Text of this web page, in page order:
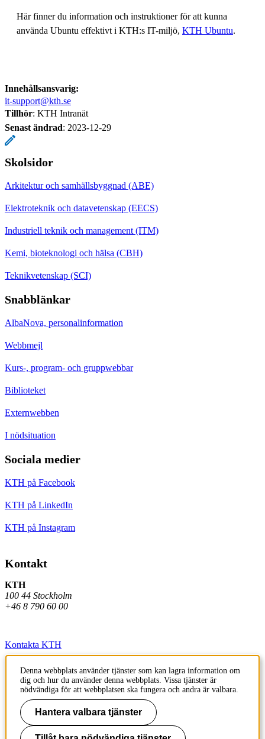
Här finner du information och instruktioner för att kunna
använda Ubuntu effektivt i KTH:s IT-miljö, KTH Ubuntu.
Innehållsansvarig:
it-support@kth.se
Tillhör: KTH Intranät
Senast ändrad: 2023-12-29
Skolsidor
Arkitektur och samhällsbyggnad (ABE)
Elektroteknik och datavetenskap (EECS)
Industriell teknik och management (ITM)
Kemi, bioteknologi och hälsa (CBH)
Teknikvetenskap (SCI)
Snabblänkar
AlbaNova, personalinformation
Webbmejl
Kurs-, program- och gruppwebbar
Biblioteket
Externwebben
I nödsituation
Sociala medier
KTH på Facebook
KTH på LinkedIn
KTH på Instagram
Kontakt
KTH
100 44 Stockholm
+46 8 790 60 00
Kontakta KTH
Jobba på KTH
Press och media
Faktura och betalning KTH
Om KTH:s webbplatser
Denna webbplats använder tjänster som kan lagra information om
dig och hur du använder denna webbplats. Vissa tjänster är
nödvändiga för att webbplatsen ska fungera och andra är valbara.
Hantera valbara tjänster